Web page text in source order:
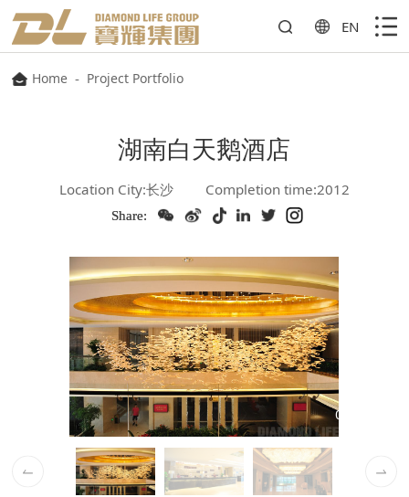
EN
Home - Project Portfolio
湖南白天鹅酒店
Location City:长沙 Completion time:2012
Share:
02 / 20